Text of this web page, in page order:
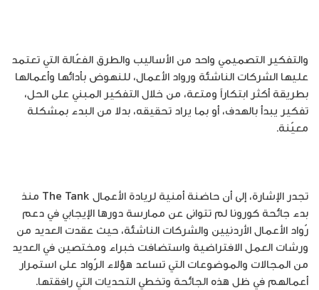
والتفكير التصميمي واحد من الأساليب والطرق الفعّالة التي تعتمد
عليها الشركات الناشئة ورواد الأعمال، للنهوض بأدائها وأعمالها
بطريقة أكثر ابتكاراً ومتعة، من خلال التفكير المبني على الحل،
تفكير يبدأ بالهدف، أو بما يراد تحقيقه، بدلا من البدء بمشكلة
معيّنة.
تجدر الإشارة، إلى أن حاضنة أمنية لريادة الأعمال The Tank منذ
بدء جائحة كورونا لم تتوانى عن ممارسة دورها الإيجابي في دعم
رّواد الأعمال الأردنيين والشركات الناشئة، حيث عقدت العديد من
ورشات العمل الافتراضية واستضافت خبراء ومختصين في العديد
من المجالات والموضوعات التي تساعد هؤلاء الرّواد على استمرار
أعمالهم في ظل هذه الجائحة وتخطي التحديات التي رافقتها.